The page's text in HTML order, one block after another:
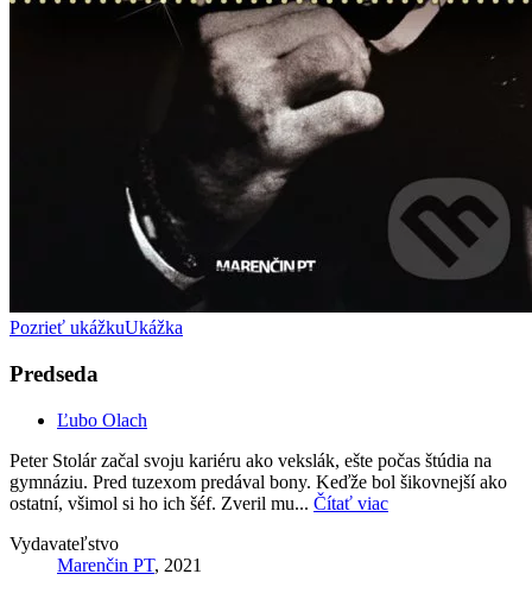
Pozrieť ukážkuUkážka
Predseda
Ľubo Olach
Peter Stolár začal svoju kariéru ako vekslák, ešte počas štúdia na
gymnáziu. Pred tuzexom predával bony. Keďže bol šikovnejší ako
ostatní, všimol si ho ich šéf. Zveril mu... Čítať viac
Vydavateľstvo
Marenčin PT, 2021